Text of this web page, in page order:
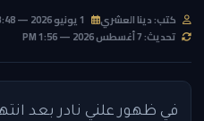
كتب: دينا العشري
تحديث: 7 أغسطس 2026 — 1:56 PM
في ظهور علني نادر بعد